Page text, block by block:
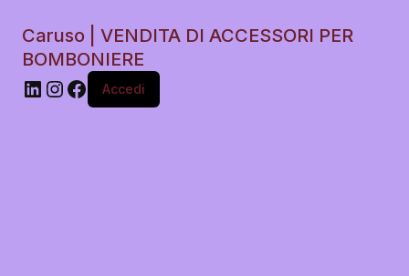
Caruso | VENDITA DI ACCESSORI PER
BOMBONIERE
Accedi